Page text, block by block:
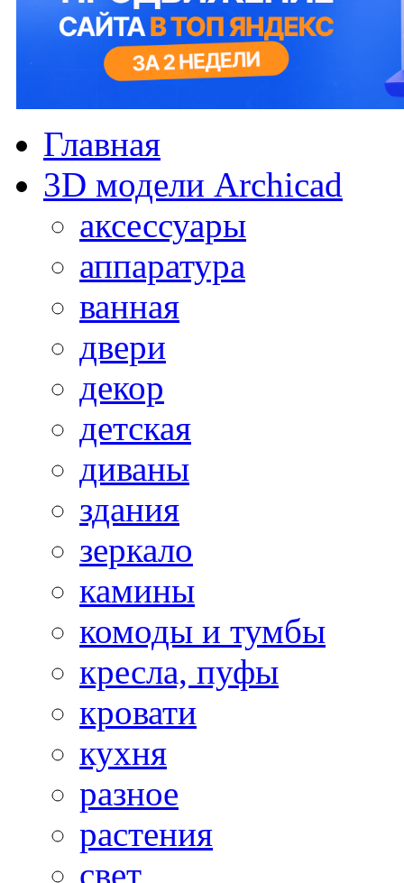
Главная
3D модели Archicad
аксессуары
аппаратура
ванная
двери
декор
детская
диваны
здания
зеркало
камины
комоды и тумбы
кресла, пуфы
кровати
кухня
разное
растения
свет